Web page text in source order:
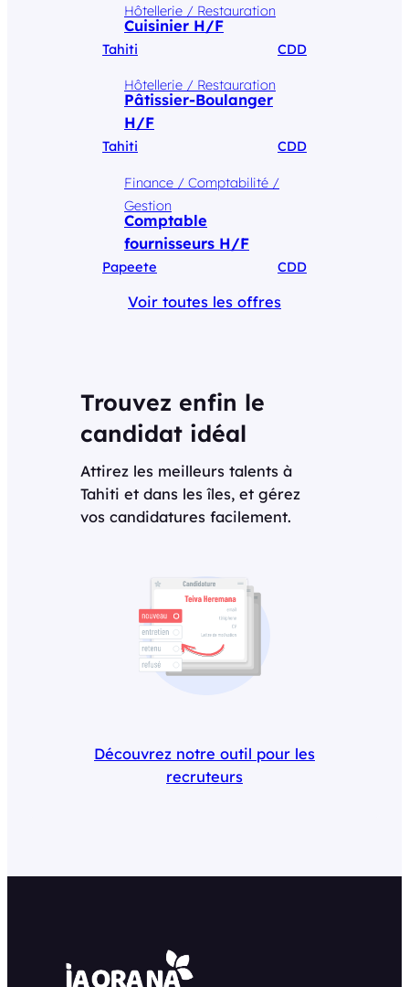
Hôtellerie / Restauration
Cuisinier H/F
Tahiti CDD
Hôtellerie / Restauration
Pâtissier-Boulanger
H/F
Tahiti CDD
Finance / Comptabilité /
Gestion
Comptable
fournisseurs H/F
Papeete CDD
Voir toutes les offres
Trouvez enfin le
candidat idéal
Attirez les meilleurs talents à
Tahiti et dans les îles, et gérez
vos candidatures facilement.
Découvrez notre outil pour les
recruteurs